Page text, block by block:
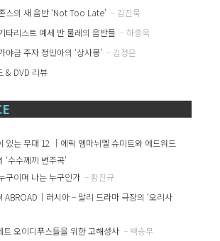
스의 새 음반 ‘Not Too Late’ – 김진묵
타리스트 예세 반 룰레의 음반들 – 하종욱
야금 주자 정민아의 ‘상사몽’ – 김정은
& DVD 리뷰
있는 무대 12 ｜에릭 엠마뉘엘 슈미트와 에드워드
‘수수께끼 변주곡’
구이며 나는 누구인가 – 황진규
ABROAD｜러시아 – 말리 드라마 극장의 ‘오리사
트 오이디푸스들을 위한 고해성사 – 백승무